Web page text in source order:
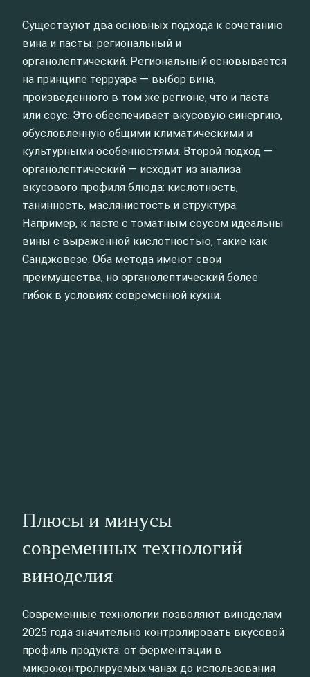
Существуют два основных подхода к сочетанию
вина и пасты: региональный и
органолептический. Региональный основывается
на принципе терруара — выбор вина,
произведенного в том же регионе, что и паста
или соус. Это обеспечивает вкусовую синергию,
обусловленную общими климатическими и
культурными особенностями. Второй подход —
органолептический — исходит из анализа
вкусового профиля блюда: кислотность,
танинность, маслянистость и структура.
Например, к пасте с томатным соусом идеальны
вины с выраженной кислотностью, такие как
Санджовезе. Оба метода имеют свои
преимущества, но органолептический более
гибок в условиях современной кухни.
Плюсы и минусы
современных технологий
виноделия
Современные технологии позволяют виноделам
2025 года значительно контролировать вкусовой
профиль продукта: от ферментации в
микроконтролируемых чанах до использования